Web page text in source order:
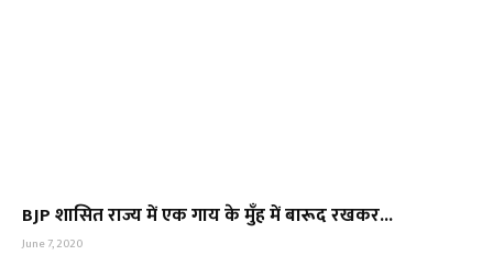
BJP शासित राज्य में एक गाय के मुँह में बारूद रखकर...
June 7, 2020